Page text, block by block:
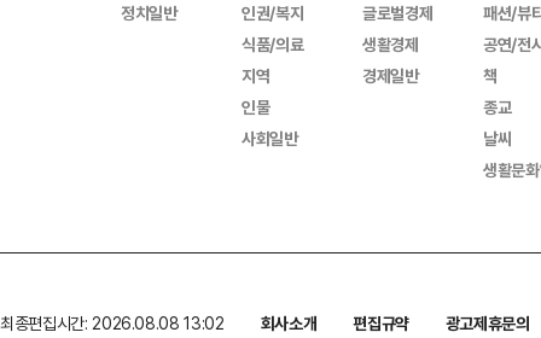
정치일반
인권/복지
식품/의료
지역
인물
사회일반
글로벌경제
생활경제
경제일반
패션/뷰
공연/전
책
종교
날씨
생활문
최종편집시간: 2026.08.08 13:02 회사소개 편집규약
광고제휴문의